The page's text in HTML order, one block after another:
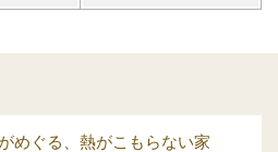
めぐる、熱がこもらない家